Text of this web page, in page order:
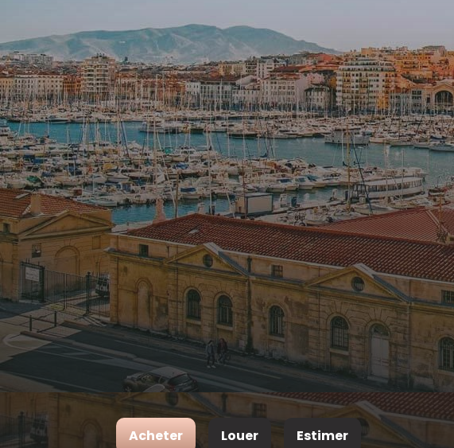
agence
Contact
Acheter Louer Estimer